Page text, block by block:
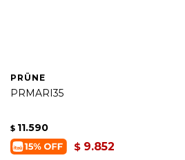
PRÜNE
PRMARI35
$ 11.590
$ 9.852